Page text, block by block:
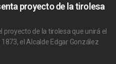
proyecto de la tirolesa
proyecto de la tirolesa que unirá el
el Alcalde Edgar González